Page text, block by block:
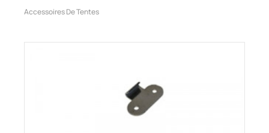
Accessoires De Tentes